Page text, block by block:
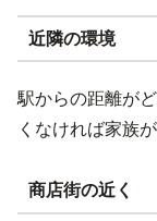
近隣の環境
駅からの距離が
くなければ家族
商店街の近く